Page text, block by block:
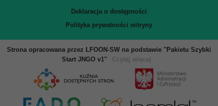
Deklaracja o dostępności
Polityka prywatności witryny
Strona opracowana przez LFOON-SW na podstawie "Pakietu Szybki
Start JNGO v1"
Czytaj więcej